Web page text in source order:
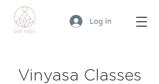
Log In
Vinyasa Classes